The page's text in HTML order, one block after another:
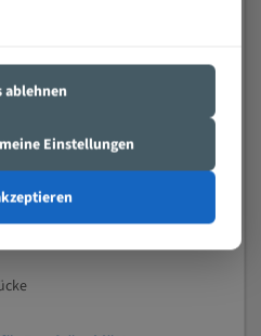
/ Rohre
ablehnen
Einstellungen